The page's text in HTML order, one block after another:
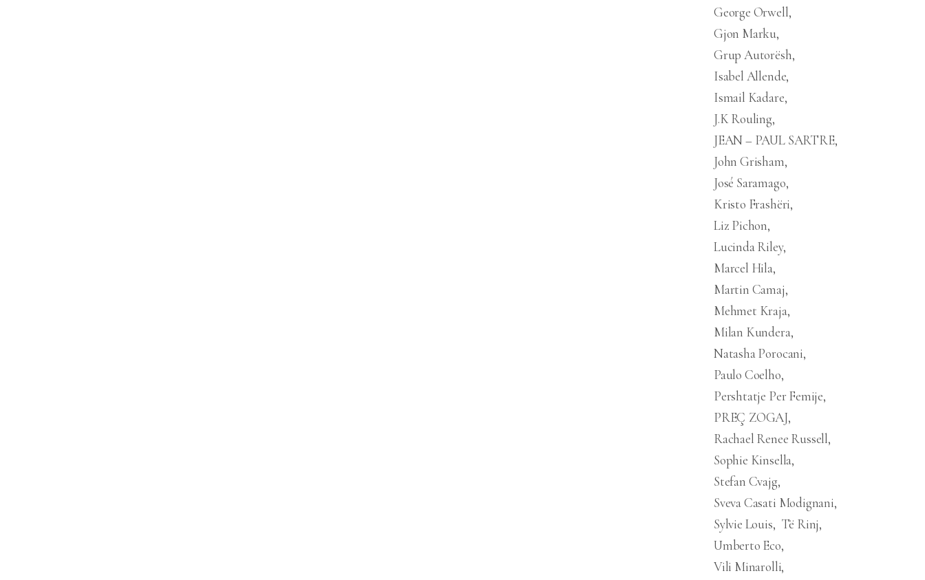
George Orwell
Gjon Marku
Grup Autorësh
Isabel Allende
Ismail Kadare
J.K Rouling
JEAN – PAUL SARTRE
John Grisham
José Saramago
Kristo Frashëri
Liz Pichon
Lucinda Riley
Marcel Hila
Martin Camaj
Mehmet Kraja
Milan Kundera
Natasha Porocani
Paulo Coelho
Pershtatje Per Femije
PREÇ ZOGAJ
Rachael Renee Russell
Sophie Kinsella
Stefan Cvajg
Sveva Casati Modignani
Sylvie Louis
Të Rinj
Umberto Eco
Vili Minarolli